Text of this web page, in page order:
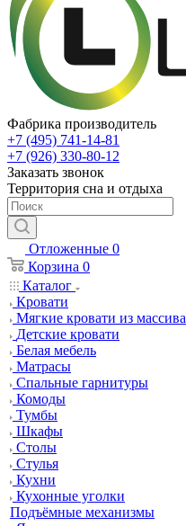
Фабрика производитель
+7 (495) 741-14-81
+7 (926) 330-80-12
Заказать звонок
Территория сна и отдыха
Отложенные 0
Корзина 0
Каталог
Кровати
Мягкие кровати из массива
Детские кровати
Белая мебель
Матрасы
Спальные гарнитуры
Комоды
Тумбы
Шкафы
Столы
Стулья
Кухни
Кухонные уголки
Подъёмные механизмы